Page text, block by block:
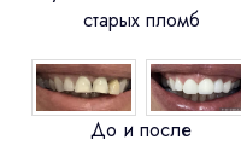
старых пломб
До и после